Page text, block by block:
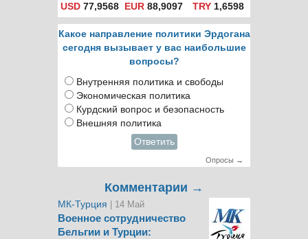
USD 77,9568 EUR 88,9097 TRY1,6598
Какое направление политики Эрдогана
сегодня вызывает у вас наибольшие
вопросы?
Внутренняя политика и свободы
Экономическая политика
Курдский вопрос и безопасность
Внешняя политика
Ответить
Опросы →
Комментарии →
МК-Турция | 14 Май
Военное сотрудничество
Бельгии и Турции: